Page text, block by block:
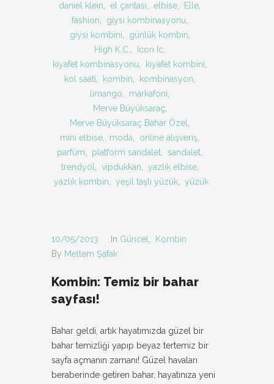
daniel klein
el çantası elbise Elle
fashion
giysi kombinasyonu
giysi kombini
günlük kombin
High K.C.
Icon Ic
kıyafet kombinasyonu
kıyafet kombini
kol saati
kombin kombinasyon
limango
markafoni
Merve Büyüksaraç,
Merve Büyüksaraç Bahar Özel
mini elbise
moda online alışveriş
parfüm
platform sandalet sandalet
trendyol
vipdukkan yazlık elbise,
yazlık kombin
yeşil taşlı yüzük, yüzük
10/05/2013 In Güncel
Kombin
By Meltem Şafak
Kombin: Temiz bir bahar
sayfası!
Bahar geldi, artık hayatımızda güzel bir
bahar temizliği yapıp beyaz tertemiz bir
sayfa açmanın zamanı! Güzel havaları
beraberinde getiren bahar, hayatınıza yeni